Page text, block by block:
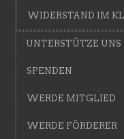
WIDERSTAND IM
UNTERSTÜTZE UNS
SPENDEN
WERDE MITGLIED
WERDE FÖRDERER